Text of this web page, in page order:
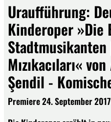
Uraufführung:
Kinderoper »Die
Mızıkacıları«
Şendil -
Premiere 24. September